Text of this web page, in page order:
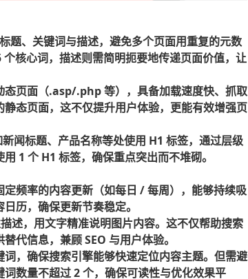
题、关键词与描述，避免多个页面用重复的元数
核心词，描述则需简明扼要地传递页面价值，让
页面（.asp/.php 等），具备加载速度快、抓取
态页面，这不仅提升用户体验，更能有效增强页
闻标题、产品名称等处使用 H1 标签，通过层级
1 个 H1 标签，确保重点突出而不堆砌。
频率的内容更新（如每日 / 每周），能够持续吸
历，确保更新节奏稳定。
述，用文字精准说明图片内容。这不仅帮助搜索
代信息，兼顾 SEO 与用户体验。
，确保搜索引擎能够快速定位内容主题。但需避
数量不超过 2 个，确保可读性与优化效果平